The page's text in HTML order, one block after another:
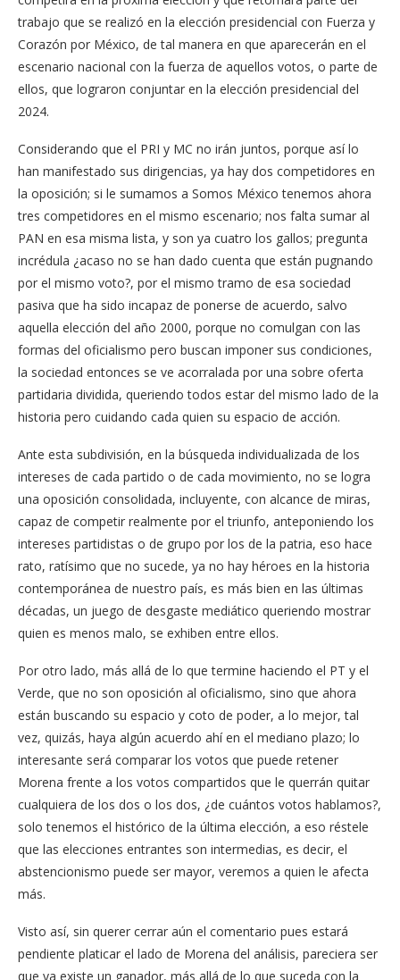
trabajo que se realizó en la elección presidencial con Fuerza y
Corazón por México, de tal manera en que aparecerán en el
escenario nacional con la fuerza de aquellos votos, o parte de
ellos, que lograron conjuntar en la elección presidencial del
2024.
Considerando que el PRI y MC no irán juntos, porque así lo
han manifestado sus dirigencias, ya hay dos competidores en
la oposición; si le sumamos a Somos México tenemos ahora
tres competidores en el mismo escenario; nos falta sumar al
PAN en esa misma lista, y son ya cuatro los gallos; pregunta
incrédula ¿acaso no se han dado cuenta que están pugnando
por el mismo voto?, por el mismo tramo de esa sociedad
pasiva que ha sido incapaz de ponerse de acuerdo, salvo
aquella elección del año 2000, porque no comulgan con las
formas del oficialismo pero buscan imponer sus condiciones,
la sociedad entonces se ve acorralada por una sobre oferta
partidaria dividida, queriendo todos estar del mismo lado de la
historia pero cuidando cada quien su espacio de acción.
Ante esta subdivisión, en la búsqueda individualizada de los
intereses de cada partido o de cada movimiento, no se logra
una oposición consolidada, incluyente, con alcance de miras,
capaz de competir realmente por el triunfo, anteponiendo los
intereses partidistas o de grupo por los de la patria, eso hace
rato, ratísimo que no sucede, ya no hay héroes en la historia
contemporánea de nuestro país, es más bien en las últimas
décadas, un juego de desgaste mediático queriendo mostrar
quien es menos malo, se exhiben entre ellos.
Por otro lado, más allá de lo que termine haciendo el PT y el
Verde, que no son oposición al oficialismo, sino que ahora
están buscando su espacio y coto de poder, a lo mejor, tal
vez, quizás, haya algún acuerdo ahí en el mediano plazo; lo
interesante será comparar los votos que puede retener
Morena frente a los votos compartidos que le querrán quitar
cualquiera de los dos o los dos, ¿de cuántos votos hablamos?,
solo tenemos el histórico de la última elección, a eso réstele
que las elecciones entrantes son intermedias, es decir, el
abstencionismo puede ser mayor, veremos a quien le afecta
más.
Visto así, sin querer cerrar aún el comentario pues estará
pendiente platicar el lado de Morena del análisis, pareciera ser
que ya existe un ganador, más allá de lo que suceda con la